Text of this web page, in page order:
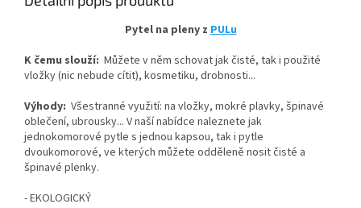
Pytel na pleny zPULu
K čemu slouží: Můžete v něm schovat jak čisté, tak i použité
vložky (nic nebude cítit), kosmetiku, drobnosti...
Výhody: Všestranné využití: na vložky, mokré plavky, špinavé
oblečení, ubrousky... V naší nabídce naleznete jak
jednokomorové pytle s jednou kapsou, tak i pytle
dvoukomorové, ve kterých můžete odděleně nosit čisté a
špinavé plenky.
- EKOLOGICKÝ